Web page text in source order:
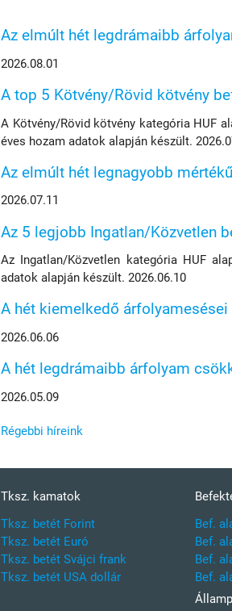
Az elmúlt hét legdrámaibb
2026.08.01
A top 5 Kötvény/Rövid kötvény
A Kötvény/Rövid kötvény kategória HUF
éves hozam adatok alapján készült.
Az elmúlt hét legnagyobb
2026.07.11
Az 5 legjobb Ingatlan/Közvetlen
Az Ingatlan/Közvetlen kategória HUF
adatok alapján készült. 2026.06.10
A hét kiemelkedő árfolyamesései
2026.06.06
A hét legdrámaibb árfolyam
2026.05.09
Régebbi híreink
Tksz. kamatok
Tksz. betét Forint
Tksz. betét Euró
Tksz. betét Svájci frank
Tksz. betét USA dollár
Bef.
Bef.
Bef.
Bef.